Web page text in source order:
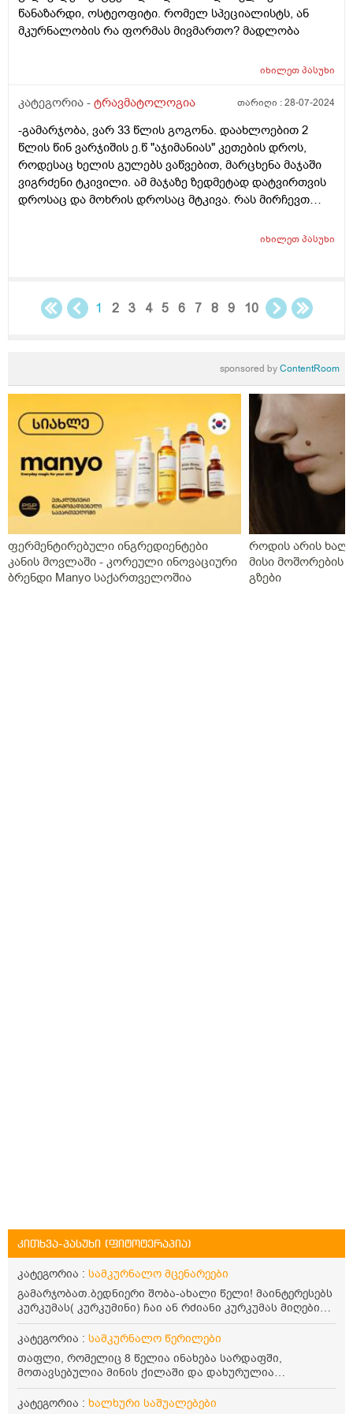
წანაზარდი, ოსტეოფიტი. რომელ სპეციალისტს, ან
მკურნალობის რა ფორმას მივმართო? მადლობა
იხილეთპასუხი
კატეგორია - ტრავმატოლოგია თარიღი :28-07-2024
-გამარჯობა, ვარ 33 წლის გოგონა. დაახლოებით 2
წლის წინ ვარჯიშის ე.წ "აჯიმანიას" კეთების დროს,
როდესაც ხელის გულებს ვაწვებით, მარცხენა მაჯაში
ვიგრძენი ტკივილი. ამ მაჯაზე ზედმეტად დატვირთვის
დროსაც და მოხრის დროსაც მტკივა. რას მირჩევთ
სერიოზული ტრავმა მიმეღო? რა კვლევებია საჭირო?
იხილეთპასუხი
1 2 3 4 5 6 7 8 9 10
sponsored byContentRoom
ფერმენტირებული ინგრედიენტები
კანის მოვლაში - კორეული ინოვაციური
ბრენდი Manyo საქართველოშია
როდის არის
მისი მოშორების
გზები
კითხვა-პასუხი (ფიტოტერაპია)
კატეგორია : სამკურნალო მცენარეები
გამარჯობათ.ბედნიერი შობა-ახალი წელი! მაინტერესებს
კურკუმას( კურკუმინი) ჩაი ან რძიანი კურკუმას მიღების
წესი. მაინტერესებდა და წავიკითხე ასეთი ინფორმაცია:
კურკუმას გააჩნია ანთების საწინააღმდეგო,
დამამშვიდებელი და ანტიოქსიდანტური თვისებები.ის
უნდა მივიღოთო ცხიმთან და შავ პილპილთან ერთად
ეფექტურობის მიზნით. 1) პირველი ვარიანტი არის ჩაი:
როგორ მივიღო კურკუმას ჩაი? უზმოზე,ჭამამდე თუ ჭამის
შემდეგ? თბილი წყალი უნდა დავასხათ თუ მდუღარე?
კატეგორია : სამკურნალო წერილები
თაფლი, რომელიც 8 წელია ინახება სარდაფში,
მოთავსებულია მინის ქილაში და დახურულია
პლასტმასის სახურავით. ექნება თუ არა შენარჩუნებული
სასარგებლო თვისებები და შეიძლება თუ არა მისი
კატეგორია : ხალხური საშუალებები